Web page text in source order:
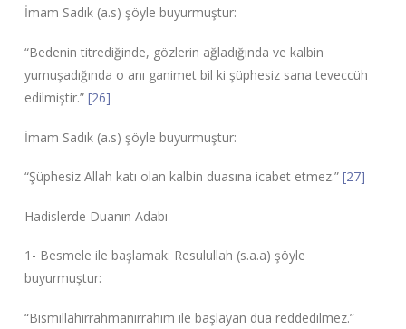
İmam Sadık (a.s) şöyle buyurmuştur:
“Bedenin titrediğinde, gözlerin ağladığında ve kalbin
yumuşadığında o anı ganimet bil ki şüphesiz sana teveccüh
edilmiştir.” [26]
İmam Sadık (a.s) şöyle buyurmuştur:
“Şüphesiz Allah katı olan kalbin duasına icabet etmez.” [27]
Hadislerde Duanın Adabı
1- Besmele ile başlamak: Resulullah (s.a.a) şöyle
buyurmuştur:
“Bismillahirrahmanirrahim ile başlayan dua reddedilmez.”